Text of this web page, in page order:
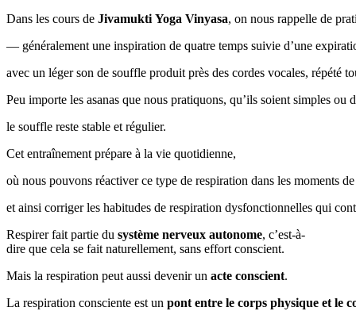
Dans les cours de Jivamukti Yoga Vinyasa, on nous rappelle de
— généralement une inspiration de quatre temps suivie d’une
avec un léger son de souffle produit près des cordes vocales, répété
Peu importe les asanas que nous pratiquons, qu’ils soient simples ou
le souffle reste stable et régulier.
Cet entraînement prépare à la vie quotidienne,
où nous pouvons réactiver ce type de respiration dans les moments
et ainsi corriger les habitudes de respiration dysfonctionnelles qui
Respirer fait partie du système nerveux autonome, c’est-à-
dire que cela se fait naturellement, sans effort conscient.
Mais la respiration peut aussi devenir un acte conscient.
La respiration consciente est un pont entre le corps physique et le